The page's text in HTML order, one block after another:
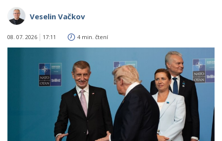
Veselin Vačkov
08. 07. 2026 17:11 4 min. čtení